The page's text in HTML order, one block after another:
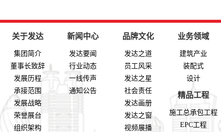
关于发达
集团简介
董事长致辞
发展历程
承接范围
发展战略
荣誉展台
组织架构
新闻中心
发达要闻
行业动态
一线传声
通知公告
品牌文化
发达之道
员工风采
发达之星
社会责任
发达画册
发达之窗
视频展播
业务领域
建筑产业
装配式
设计
精品工程
施工总承包工程
EPC工程